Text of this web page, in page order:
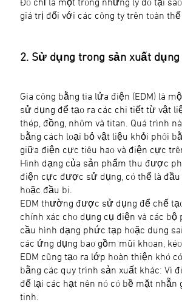
giá trị đối với các công ty trên toàn thế
2. Sử dụng trong sản xuất
Gia công bằng tia lửa điện (EDM) là
sử dụng để tạo ra các chi tiết từ vật
thép, đồng, nhôm và titan. Quá trình
bằng cách loại bỏ vật liệu khỏi phôi
giữa điện cực tiêu hao và điện cực
Hình dạng của sản phẩm thu được
điện cực được sử dụng, có thể là đầu
hoặc đầu bi.
EDM thường được sử dụng để chế
chính xác cho dụng cụ điện và các bộ
cầu hình dạng phức tạp hoặc dung
các ứng dụng bao gồm mũi khoan, kéo
EDM cũng tạo ra lớp hoàn thiện khó
bằng các quy trình sản xuất khác: Vì
để lại các hạt nên nó có bề mặt nhẵn
tinh.